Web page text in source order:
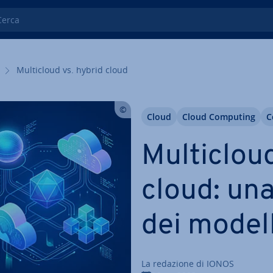
Mul­ti­cloud vs. hybrid cloud
cloud:
dei
La redazione di IONOS
Cloud Cloud Computing